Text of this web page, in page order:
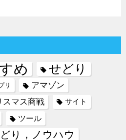
め せどり
リ アマゾン
スマス商戦 サイト
ツール
り，ノウハウ